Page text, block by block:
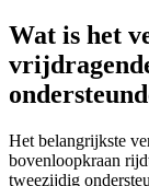
Wat is het
Het belangrijkste
bovenloopkraan
tweezijdig